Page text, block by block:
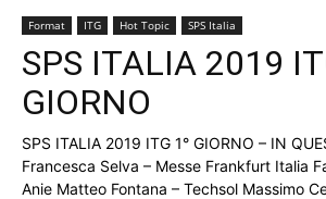
Format ITG Hot Topic SPS Italia
SPS ITALIA 2019
GIORNO
SPS ITALIA 2019 ITG 1° GIORNO – IN
Francesca Selva – Messe Frankfurt Italia
Anie Matteo Fontana – Techsol Massimo